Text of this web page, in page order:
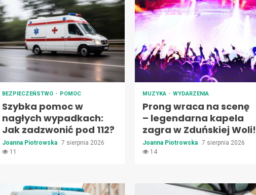
BEZPIECZEŃSTWO POMOC
Szybka pomoc w
nagłych wypadkach:
Jak zadzwonić pod 112?
Joanna Piotrowska 7 sierpnia 2026
11
MUZYKA WYDARZENIA
Prong wraca na scenę
– legendarna kapela
zagra w Zduńskiej Woli!
Joanna Piotrowska 7 sierpnia 2026
14